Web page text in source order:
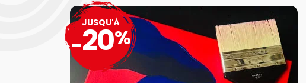
JUSQU'À
-20%